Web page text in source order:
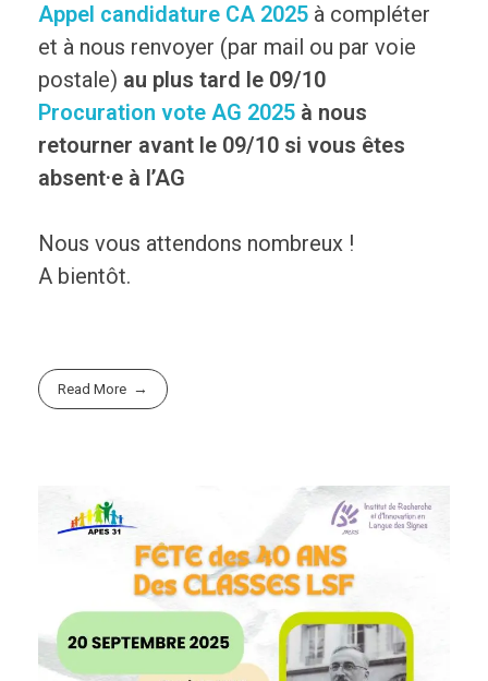
Appel candidature CA 2025 à compléter
et à nous renvoyer (par mail ou par voie
postale) au plus tard le 09/10
Procuration vote AG 2025 à nous
retourner avant le 09/10 si vous êtes
absent·e à l’AG
Nous vous attendons nombreux !
A bientôt.
Read More